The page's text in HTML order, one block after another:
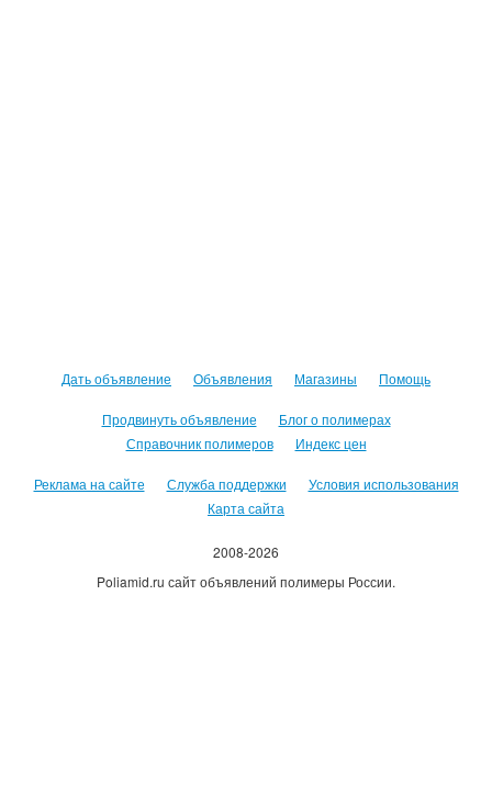
Дать объявление Объявления Магазины Помощь
Продвинуть объявление
Блог о полимерах
Справочник полимеров
Индекс цен
Реклама на сайте Служба поддержки
Условия использования
Карта сайта
2008-2026
Poliamid.ru сайт объявлений полимеры России.